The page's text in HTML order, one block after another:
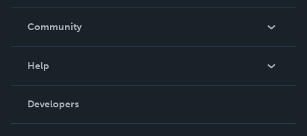
In The News
Community
Podcast
Help
Order Lookup
Knowledge Base
Developers